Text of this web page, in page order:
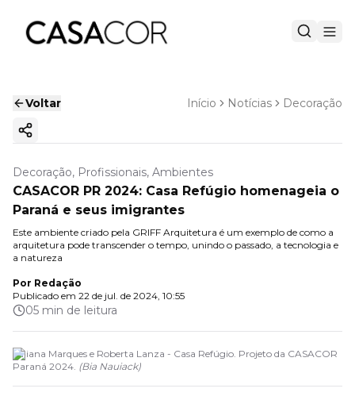
Voltar Início Notícias Decoração
Copiar link
Decoração, Profissionais, Ambientes
CASACOR PR 2024: Casa Refúgio homenageia o
Paraná e seus imigrantes
Este ambiente criado pela GRIFF Arquitetura é um exemplo de como a
arquitetura pode transcender o tempo, unindo o passado, a tecnologia e
a natureza
Por Redação
Publicado em 22 de jul. de 2024, 10:55
05 min de leitura
Juliana Marques e Roberta Lanza - Casa Refúgio. Projeto da CASACOR
Paraná 2024. (Bia Nauiack)